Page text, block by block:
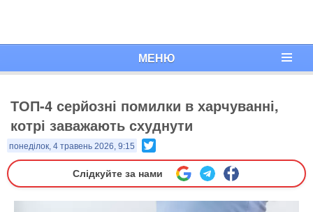
МЕНЮ
ТОП-4 серйозні помилки в харчуванні,
котрі заважають схуднути
понеділок, 4 травень 2026, 9:15
Слідкуйте за нами